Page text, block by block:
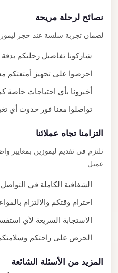
نصائح لرحلة مريحة
لضمان تجربة سلسة عند حجز
شاركونا تفاصيل رحلتكم
احرصوا على تجهيز أمتعتكم
أخبرونا بأي احتياجات خاصة
تواصلوا معنا فور حدوث أي
التزامنا تجاه عملائنا
نلتزم في تقديم ليموزين بمعايير
عميل.
الشفافية الكاملة في
احترام وقتكم والالتزام
الاستجابة السريعة لأي
الحرص على راحتكم وسلامتكم
المزيد من الأسئلة الشائعة